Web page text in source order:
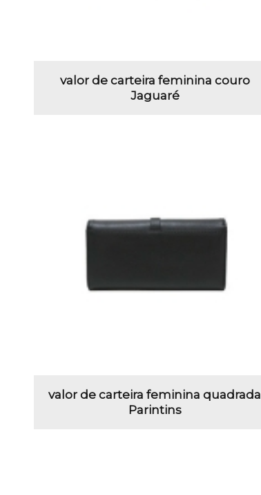
valor de carteira feminina couro
Jaguaré
valor de carteira feminina quadrada
Parintins